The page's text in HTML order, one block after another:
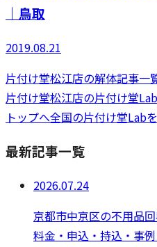
｜鳥取
2019.08.21
片付け堂松江店の解体記事一
片付け堂松江店の片付け堂Lab
トップへ全国の片付け堂Lab
最新記事一覧
2026.07.24
京都市中京区の不用品
料金・申込・持込・事